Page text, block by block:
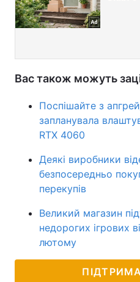
Вас також можуть
Поспішайте з
запланувала
RTX 4060
Деякі виробники
безпосередньо
перекупів
Великий магазин
недорогих ігрових
лютому